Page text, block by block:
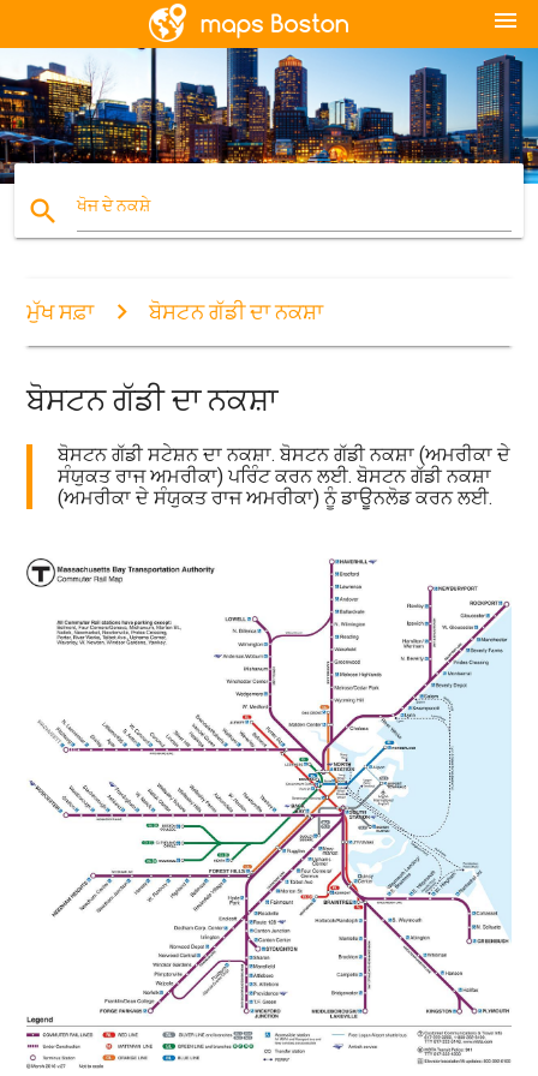
menu
search ਖੋਜ ਦੇ ਨਕਸ਼ੇ
ਮੁੱਖ ਸਫ਼ਾ ਬੋਸਟਨ ਗੱਡੀ ਦਾ ਨਕਸ਼ਾ
ਬੋਸਟਨ ਗੱਡੀ ਦਾ ਨਕਸ਼ਾ
ਬੋਸਟਨ ਗੱਡੀ ਸਟੇਸ਼ਨ ਦਾ ਨਕਸ਼ਾ. ਬੋਸਟਨ ਗੱਡੀ ਨਕਸ਼ਾ (ਅਮਰੀਕਾ ਦੇ
ਸੰਯੁਕਤ ਰਾਜ ਅਮਰੀਕਾ) ਪਰਿੰਟ ਕਰਨ ਲਈ. ਬੋਸਟਨ ਗੱਡੀ ਨਕਸ਼ਾ
(ਅਮਰੀਕਾ ਦੇ ਸੰਯੁਕਤ ਰਾਜ ਅਮਰੀਕਾ) ਨੂੰ ਡਾਊਨਲੋਡ ਕਰਨ ਲਈ.